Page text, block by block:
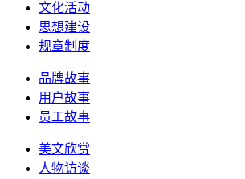
文化活动
思想建设
规章制度
品牌故事
用户故事
员工故事
美文欣赏
人物访谈